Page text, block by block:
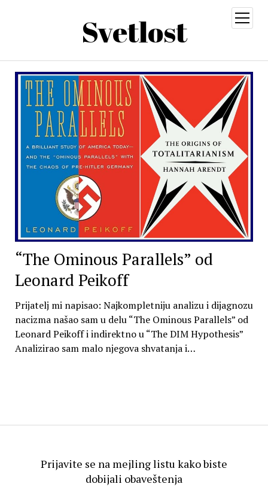
Svetlost
open
menu
Prijavite se na mejling listu kako biste
dobijali obaveštenja
“The Ominous Parallels” od
Leonard Peikoff
Prijatelj mi napisao: Najkompletniju analizu i dijagnozu
nacizma našao sam u delu “The Ominous Parallels” od
Leonard Peikoff i indirektno u “The DIM Hypothesis”
Analizirao sam malo njegova shvatanja i…